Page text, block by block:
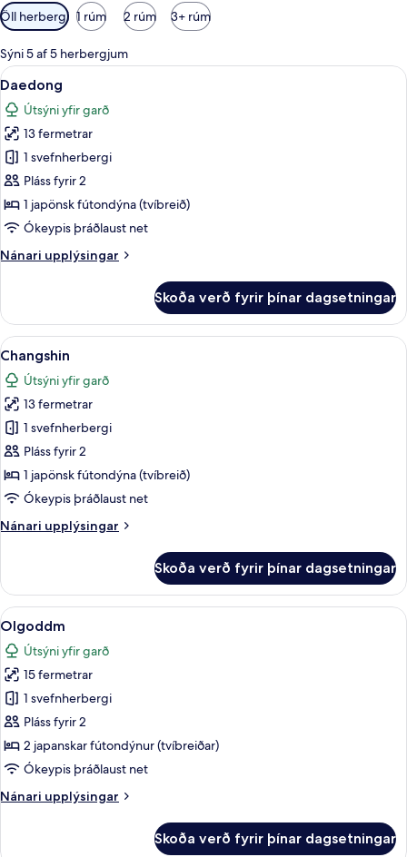
Síur
í
boði
fyrir
herbergi
Öll herbergi 1 rúm 2 rúm 3+ rúm
Sýni 5 af 5 herbergjum
Skoða
allar
myndir
fyrir
Daedong
Daedong | Myrkratjöld/-gardínur,
4
Daedong
Útsýni yfir garð
13 fermetrar
1 svefnherbergi
Pláss fyrir 2
1 japönsk fútondýna (tvíbreið)
Ókeypis þráðlaust net
Nánari upplýsingar
Nánari
Skoða verð fyrir þínar dagsetningar
Skoða
allar
myndir
fyrir
Changshin
Changshin | Myrkratjöld/-gardínur,
5
Changshin
Útsýni yfir garð
13 fermetrar
1 svefnherbergi
Pláss fyrir 2
1 japönsk fútondýna (tvíbreið)
Ókeypis þráðlaust net
Nánari upplýsingar
Nánari
Skoða verð fyrir þínar dagsetningar
Skoða
allar
myndir
fyrir
Olgoddm
Olgoddm | Myrkratjöld/-gardínur,
10
Olgoddm
Útsýni yfir garð
15 fermetrar
1 svefnherbergi
Pláss fyrir 2
2 japanskar fútondýnur (tvíbreiðar)
Ókeypis þráðlaust net
Nánari upplýsingar
Nánari
Skoða verð fyrir þínar dagsetningar